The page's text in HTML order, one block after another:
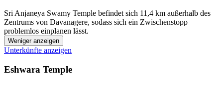
Sri Anjaneya Swamy Temple befindet sich 11,4 km außerhalb des
Zentrums von Davanagere, sodass sich ein Zwischenstopp
problemlos einplanen lässt.
Weniger anzeigen
Unterkünfte anzeigen
Eshwara Temple